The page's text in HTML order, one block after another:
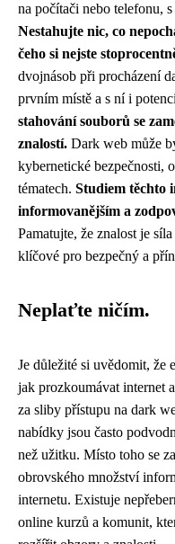
na počítači nebo telefonu,
Nestahujte nic, co
čeho si nejste
dvojnásob při procházení
prvním místě a s ní i
stahování souborů se
znalostí. Dark web může
kybernetické bezpečnosti,
tématech. Studiem těchto
informovanějším a
Pamatujte, že znalost je
klíčové pro bezpečný a
Neplaťte ničím.
Je důležité si uvědomit, že
jak prozkoumávat internet
za sliby přístupu na dark
nabídky jsou často
než užitku. Místo toho se
obrovského množství
internetu. Existuje
online kurzů a komunit,